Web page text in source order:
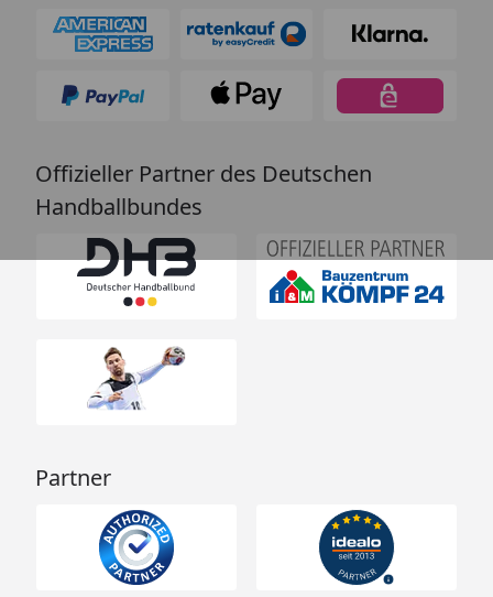
Offizieller Partner des Deutschen
Handballbundes
Partner